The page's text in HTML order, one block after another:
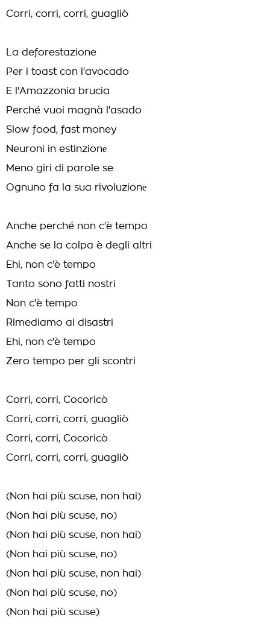
Corri, corri, corri, guagliò
La deforestazione
Per i toast con l'avocado
E l'Amazzonia brucia
Perché vuoi magnà l'asado
Slow food, fast money
Neuroni in estinzionе
Meno giri di parole se
Ognuno fa la sua rivoluzionе
Anche perché non c'è tempo
Anche se la colpa è degli altri
Ehi, non c'è tempo
Tanto sono fatti nostri
Non c'è tempo
Rimediamo ai disastri
Ehi, non c'è tempo
Zero tempo per gli scontri
Corri, corri, Cocoricò
Corri, corri, corri, guagliò
Corri, corri, Cocoricò
Corri, corri, corri, guagliò
(Non hai più scuse, non hai)
(Non hai più scuse, no)
(Non hai più scuse, non hai)
(Non hai più scuse, no)
(Non hai più scuse, non hai)
(Non hai più scuse, no)
(Non hai più scuse)